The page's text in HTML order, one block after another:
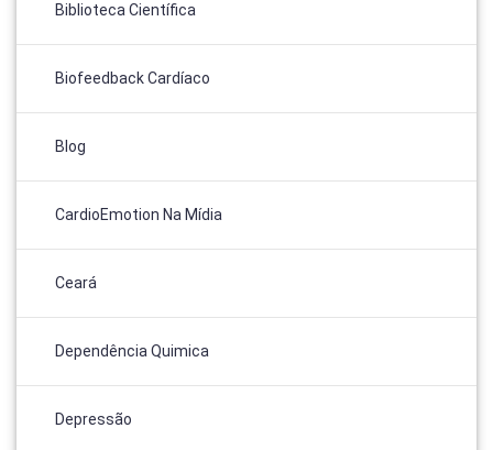
Biblioteca Científica
Biofeedback Cardíaco
Blog
CardioEmotion Na Mídia
Ceará
Dependência Quimica
Depressão